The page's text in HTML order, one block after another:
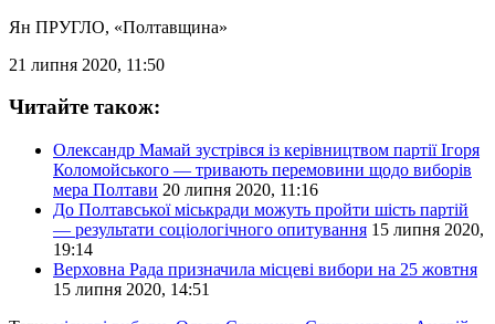
Ян ПРУГЛО, «Полтавщина»
21 липня 2020, 11:50
Читайте також:
Олександр Мамай зустрівся із керівництвом партії Ігоря
Коломойського — тривають перемовини щодо виборів
мера Полтави 20 липня 2020, 11:16
До Полтавської міськради можуть пройти шість партій
— результати соціологічного опитування 15 липня 2020,
19:14
Верховна Рада призначила місцеві вибори на 25 жовтня
15 липня 2020, 14:51